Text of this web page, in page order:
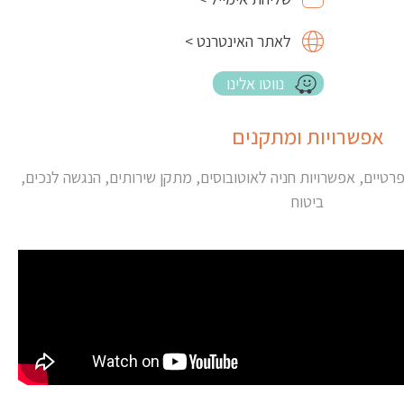
לאתר האינטרנט >
נווטו אלינו
אפשרויות ומתקנים
אפשרויות חניה לאוטובוסים, מתקן שירותים, הנגשה לנכים,
ביטוח